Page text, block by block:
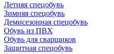
Летняя спецобувь
Зимняя спецобувь
Демисезонная спецобувь
Обувь из ПВХ
Обувь для сварщиков
Защитная спецобувь